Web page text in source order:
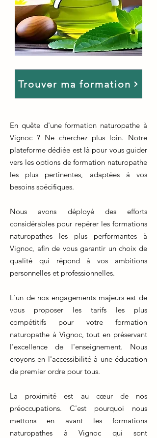
Trouver ma formation
En quête d'une formation naturopathe à
Vignoc ? Ne cherchez plus loin. Notre
plateforme dédiée est là pour vous guider
vers les options de formation naturopathe
les plus pertinentes, adaptées à vos
besoins spécifiques.
Nous avons déployé des efforts
considérables pour repérer les formations
naturopathes les plus performantes à
Vignoc, afin de vous garantir un choix de
qualité qui répond à vos ambitions
personnelles et professionnelles.
L'un de nos engagements majeurs est de
vous proposer les tarifs les plus
compétitifs pour votre formation
naturopathe à Vignoc, tout en préservant
l'excellence de l'enseignement. Nous
croyons en l'accessibilité à une éducation
de premier ordre pour tous.
La proximité est au cœur de nos
préoccupations. C'est pourquoi nous
mettons en avant les formations
naturopathes à Vignoc qui sont